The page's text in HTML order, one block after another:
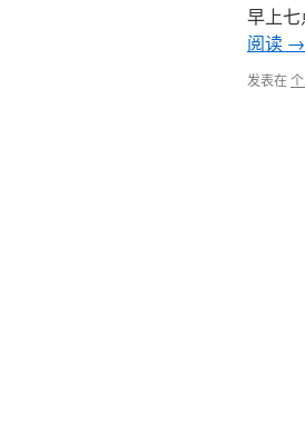
早上
阅读 →
发表在